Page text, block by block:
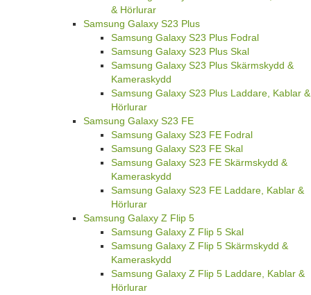
& Hörlurar
Samsung Galaxy S23 Plus
Samsung Galaxy S23 Plus Fodral
Samsung Galaxy S23 Plus Skal
Samsung Galaxy S23 Plus Skärmskydd &
Kameraskydd
Samsung Galaxy S23 Plus Laddare, Kablar &
Hörlurar
Samsung Galaxy S23 FE
Samsung Galaxy S23 FE Fodral
Samsung Galaxy S23 FE Skal
Samsung Galaxy S23 FE Skärmskydd &
Kameraskydd
Samsung Galaxy S23 FE Laddare, Kablar &
Hörlurar
Samsung Galaxy Z Flip 5
Samsung Galaxy Z Flip 5 Skal
Samsung Galaxy Z Flip 5 Skärmskydd &
Kameraskydd
Samsung Galaxy Z Flip 5 Laddare, Kablar &
Hörlurar